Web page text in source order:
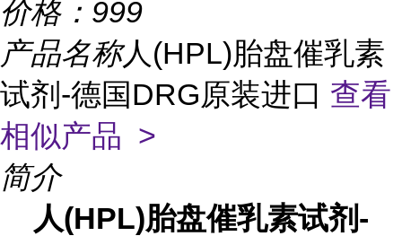
价格： 999
产品名称人(HPL)胎盘催乳素
试剂-德国DRG原装进口 查看
相似产品 >
简介
人(HPL)胎盘催乳素试剂-